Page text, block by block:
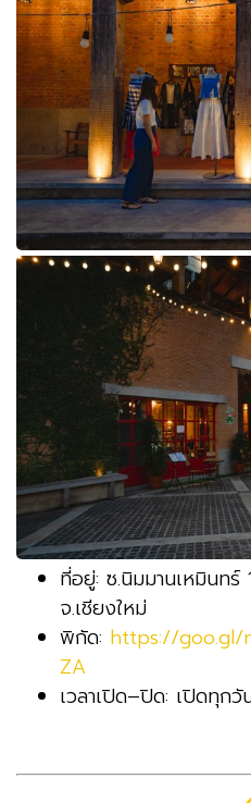
ที่อยู่: ซ.นิมมานเหมินทร์
จ.เชียงใหม่
พิกัด: https://goo.gl/
ZA
เวลาเปิด–ปิด: เปิดทุก